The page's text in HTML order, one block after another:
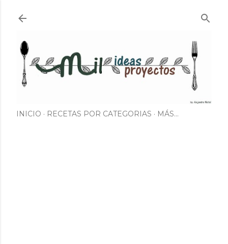
INICIO RECETAS POR CATEGORIAS MÁS…